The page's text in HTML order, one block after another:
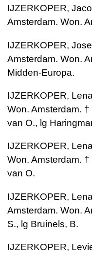
IJZERKOPER,
Amsterdam. Won.
IJZERKOPER,
Amsterdam. Won.
Midden-Europa.
IJZERKOPER,
Won. Amsterdam.
van O., lg
IJZERKOPER,
Won. Amsterdam.
van O.
IJZERKOPER,
Amsterdam. Won.
S., lg Bruinels, B.
IJZERKOPER,